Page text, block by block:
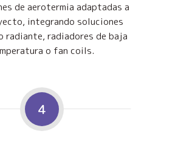
de aerotermia adaptadas a
integrando soluciones
radiante, radiadores de baja
o fan coils.
4